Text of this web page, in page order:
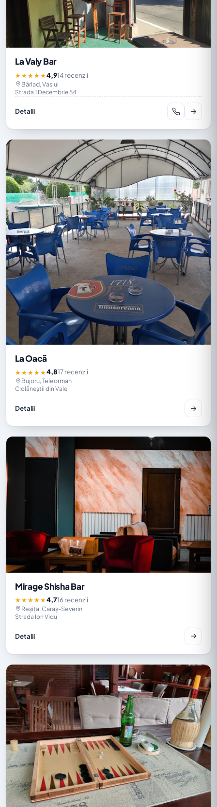
La Valy Bar
★★★★★4,914 recenzii
Bârlad, Vaslui
Strada 1 Decembrie 54
Detalii
La Oacă
★★★★★4,817 recenzii
Bujoru, Teleorman
Ciolăneștii din Vale
Detalii
Mirage Shisha Bar
★★★★★4,716 recenzii
Reșița, Caraș-Severin
Strada Ion Vidu
Detalii